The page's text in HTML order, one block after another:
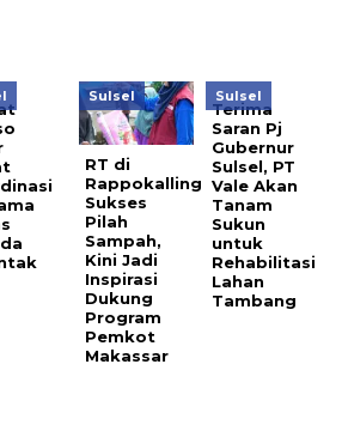
Sulsel
RT di
Rappokalling
Sukses
Pilah
Sampah,
Kini Jadi
Inspirasi
Dukung
Program
Pemkot
Makassar
Sulsel
Terima
Saran Pj
Gubernur
Sulsel, PT
Vale Akan
Tanam
Sukun
untuk
Rehabilitasi
Lahan
Tambang